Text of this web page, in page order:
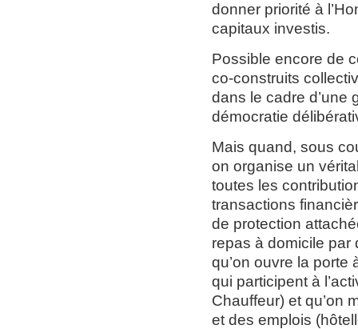
donner priorité à
capitaux investis.
Possible encore de
co-construits
dans le cadre d’une
démocratie
Mais quand, sous
on organise un
toutes les
transactions
de protection
repas à domicile par
qu’on ouvre la porte
qui participent à
Chauffeur) et qu’on
et des emplois